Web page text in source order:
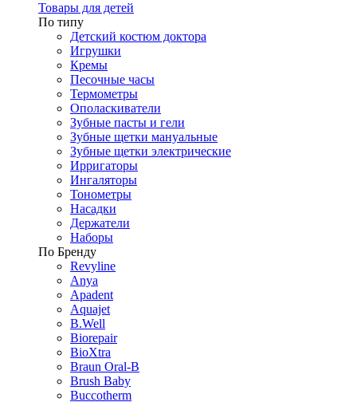
Товары для детей
По типу
Детский костюм доктора
Игрушки
Кремы
Песочные часы
Термометры
Ополаскиватели
Зубные пасты и гели
Зубные щетки мануальные
Зубные щетки электрические
Ирригаторы
Ингаляторы
Тонометры
Насадки
Держатели
Наборы
По Бренду
Revyline
Anya
Apadent
Aquajet
B.Well
Biorepair
BioXtra
Braun Oral-B
Brush Baby
Buccotherm